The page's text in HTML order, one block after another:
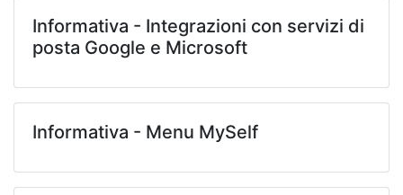
Informativa - Integrazioni con servizi di
posta Google e Microsoft
Informativa - Menu MySelf